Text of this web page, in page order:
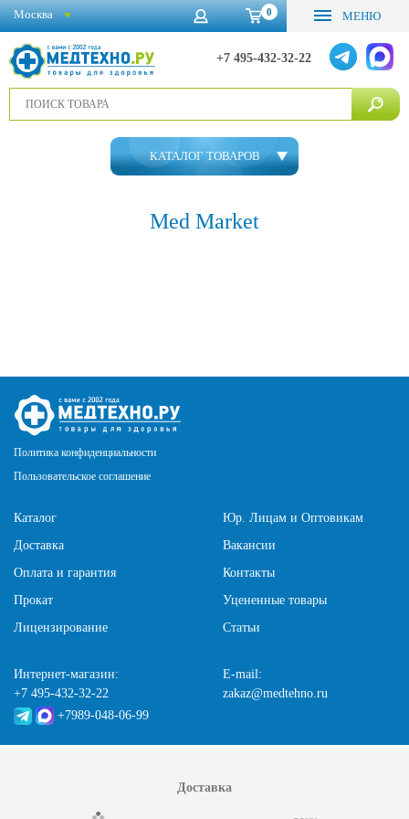
0 МЕНЮ
+7 495-432-32-22
Москва
КАТАЛОГ ТОВАРОВ
Med Market
Политика конфиденциальности
Пользовательское соглашение
Каталог
Доставка
Оплата и гарантия
Прокат
Лицензирование
Юр. Лицам и Оптовикам
Вакансии
Контакты
Уцененные товары
Статьи
Интернет-магазин:
+7 495-432-32-22
+7989-048-06-99
E-mail:
zakaz@medtehno.ru
Доставка